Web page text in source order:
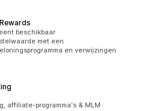
beschikbaar
met een
en verwijzingen
affiliate-programma's & MLM